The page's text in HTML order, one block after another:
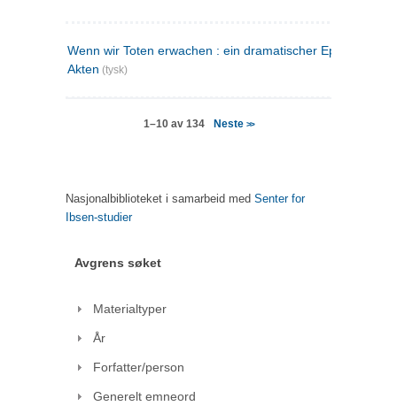
Wenn wir Toten erwachen : ein dramatischer Epilog in drei
Akten (tysk)
1–10 av 134 Neste >>
Nasjonalbiblioteket i samarbeid med Senter for
Ibsen-studier
Avgrens søket
Materialtyper
År
Forfatter/person
Generelt emneord